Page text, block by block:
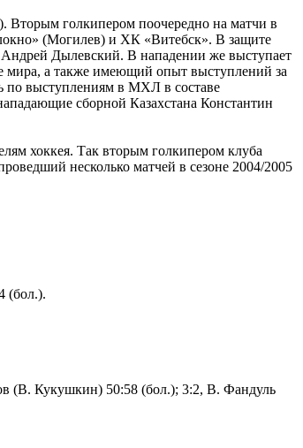
Вторым голкипером поочередно на матчи в
(Могилев) и ХК «Витебск». В защите
Дылевский. В нападении же выступает
а также имеющий опыт выступлений за
по выступлениям в МХЛ в составе
сборной Казахстана Константин
хоккея. Так вторым голкипером клуба
несколько матчей в сезоне 2004/2005
(бол.).
(В. Кукушкин) 50:58 (бол.); 3:2, В. Фандуль